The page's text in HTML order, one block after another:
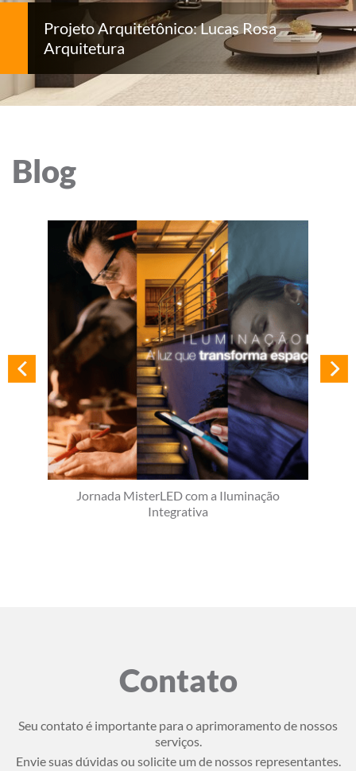
Projeto Arquitetônico: Lucas Rosa
Arquitetura
Blog
Jornada MisterLED com a Iluminação
Integrativa
Contato
Seu contato é importante para o aprimoramento de nossos
serviços.
Envie suas dúvidas ou solicite um de nossos representantes.